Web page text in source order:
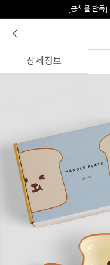
카카오 플친
상세정보